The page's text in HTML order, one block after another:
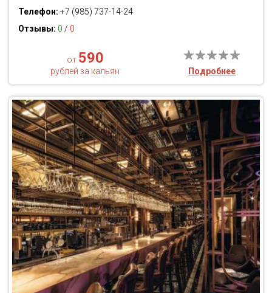
Телефон: +7 (985) 737-14-24
Отзывы: 0 / 0
от 590
рублей за кальян Подробнее